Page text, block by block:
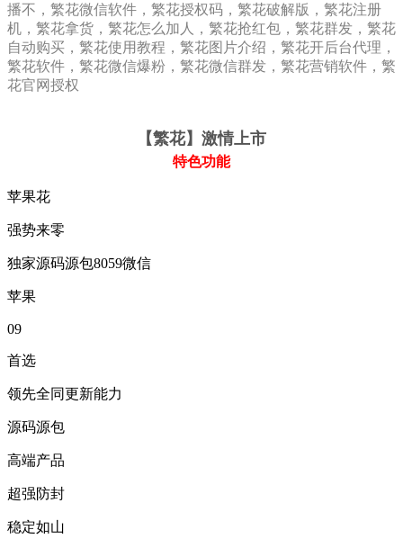
播不，繁花微信软件，繁花授权码，繁花破解版，繁花注册
机，繁花拿货，繁花怎么加人，繁花抢红包，繁花群发，繁花
自动购买，繁花使用教程，繁花图片介绍，繁花开后台代理，
繁花软件，繁花微信爆粉，繁花微信群发，繁花营销软件，繁
花官网授权
【繁花】激情上市
特色功能
苹果花
强势来零
独家源码源包8059微信
苹果
09
首选
领先全同更新能力
源码源包
高端产品
超强防封
稳定如山